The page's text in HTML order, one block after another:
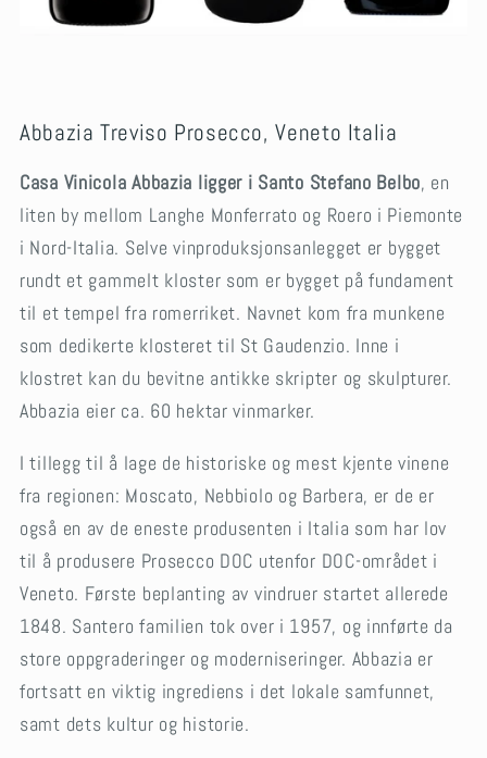
Abbazia Treviso Prosecco, Veneto Italia
Casa Vinicola Abbazia ligger i Santo Stefano Belbo, en
liten by mellom Langhe Monferrato og Roero i Piemonte
i Nord-Italia. Selve vinproduksjonsanlegget er bygget
rundt et gammelt kloster som er bygget på fundament
til et tempel fra romerriket. Navnet kom fra munkene
som dedikerte klosteret til St Gaudenzio. Inne i
klostret kan du bevitne antikke skripter og skulpturer.
Abbazia eier ca. 60 hektar vinmarker.
I tillegg til å lage de historiske og mest kjente vinene
fra regionen: Moscato, Nebbiolo og Barbera, er de er
også en av de eneste produsenten i Italia som har lov
til å produsere Prosecco DOC utenfor DOC-området i
Veneto. Første beplanting av vindruer startet allerede
1848. Santero familien tok over i 1957, og innførte da
store oppgraderinger og moderniseringer. Abbazia er
fortsatt en viktig ingrediens i det lokale samfunnet,
samt dets kultur og historie.